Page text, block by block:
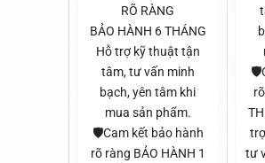
là:
2.050.000₫.
RÕ RÀNG
BẢO HÀNH 6 THÁNG
Hỗ trợ kỹ thuật tận
tâm, tư vấn minh
bạch, yên tâm khi
mua sản phẩm.
🛡️Cam kết bảo hành
rõ ràng BẢO HÀNH 1
tư